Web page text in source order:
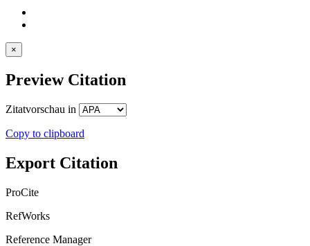
×
Preview Citation
Zitatvorschau in
Copy to clipboard
Export Citation
ProCite
RefWorks
Reference Manager